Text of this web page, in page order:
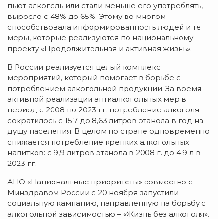
пьют алкоголь или стали меньше его употреблять,
выросло с 48% до 65%. Этому во многом
способствовала информированность людей и те
меры, которые реализуются по национальному
проекту «Продолжительная и активная жизнь».
В России реализуется целый комплекс
мероприятий, который помогает в борьбе с
потреблением алкогольной продукции. За время
активной реализации антиалкогольных мер в
период с 2008 по 2023 гг. потребление алкоголя
сократилось с 15,7 до 8,63 литров этанола в год на
душу населения. В целом по стране одновременно
снижается потребление крепких алкогольных
напитков: с 9,9 литров этанола в 2008 г. до 4,9 л в
2023 гг.
АНО «Национальные приоритеты» совместно с
Минздравом России с 20 ноября запустили
социальную кампанию, направленную на борьбу с
алкогольной зависимостью – «Жизнь без алкоголя».